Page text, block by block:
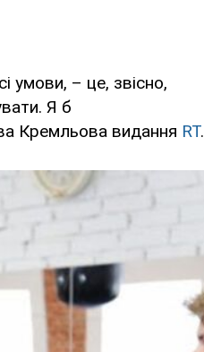
умови, – це, звісно,
Я б
Кремльова видання RT.